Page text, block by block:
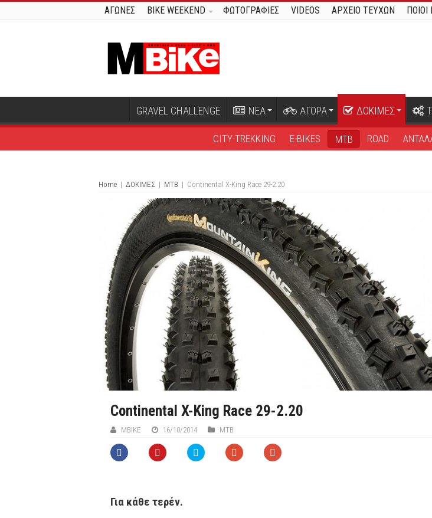
ΑΓΩΝΕΣ BIKE WEEKEND ΦΩΤΟΓΡΑΦΙΕΣ VIDEOS ΑΡΧΕΙΟ ΤΕΥΧΩΝ
GRAVEL CHALLENGE ΝΕΑ ΑΓΟΡΑ ΔΟΚΙΜΕΣ
CITY-TREKKING E-BIKES MTB ROAD
Home | ΔΟΚΙΜΕΣ | MTB | Continental X-King Race 29-2.20
Continental X-King Race 29-2.20
ΜΒIKE 16/10/2014 MTB
Για κάθε τερέν.